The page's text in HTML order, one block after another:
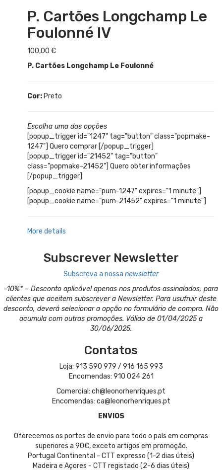
P. Cartões Longchamp Le
Foulonné IV
100,00 €
P. Cartões Longchamp Le Foulonné
Cor:Preto
Escolha uma das opções
[popup_trigger id="1247" tag="button" class="popmake-
1247"] Quero comprar [/popup_trigger]
[popup_trigger id="21452" tag="button"
class="popmake-21452"] Quero obter informações
[/popup_trigger]
[popup_cookie name="pum-1247" expires="1 minute"]
[popup_cookie name="pum-21452" expires="1 minute"]
More details
Subscrever Newsletter
Subscreva a nossa newsletter
-10%* – Desconto aplicável apenas nos produtos assinalados, para
clientes que aceitem subscrever a Newsletter. Para usufruir deste
desconto, deverá selecionar a opção no formulário de compra. Não
acumula com outras promoções. Válido de 01/04/2025 a
30/06/2025.
Contatos
Loja: 913 590 979 / 916 165 993
Encomendas: 910 024 261
Comercial: ch@leonorhenriques.pt
Encomendas: ca@leonorhenriques.pt
ENVIOS
Oferecemos os portes de envio para todo o país em compras
superiores a 90€, exceto artigos em promoção.
Portugal Continental - CTT expresso (1-2 dias úteis)
Madeira e Açores - CTT registado (2-6 dias úteis)